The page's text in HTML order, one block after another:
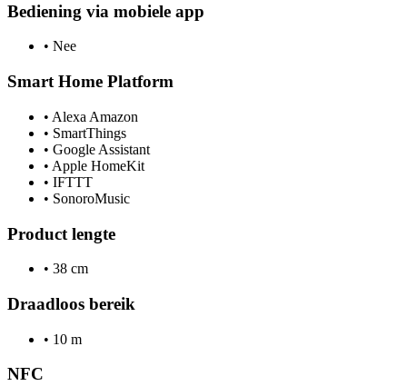
Bediening via mobiele app
• Nee
Smart Home Platform
• Alexa Amazon
• SmartThings
• Google Assistant
• Apple HomeKit
• IFTTT
• SonoroMusic
Product lengte
• 38 cm
Draadloos bereik
• 10 m
NFC